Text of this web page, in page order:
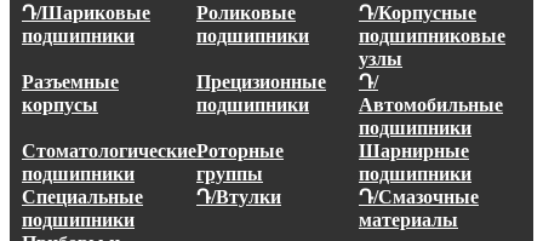
Դ/Шариковые
подшипники
Роликовые
подшипники
Դ/Корпусные
подшипниковые
узлы
Разъемные
корпусы
Прецизионные
подшипники
Դ/
Автомобильные
подшипники
Стоматологические
подшипники
Роторные
группы
Шарнирные
подшипники
Специальные
подшипники
Դ/Втулки
Դ/Смазочные
материалы